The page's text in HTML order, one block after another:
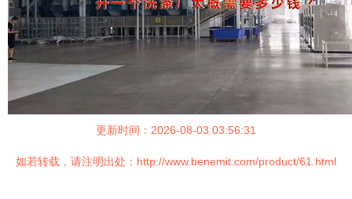
更新时间：2026-08-03 03:56:31
如若转载，请注明出处：http://www.benemit.com/product/61.html